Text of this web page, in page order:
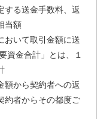
する送金手数料、返
当額
おいて取引金額に送
資金合計」とは、１
額から契約者への返
約者からその都度ご